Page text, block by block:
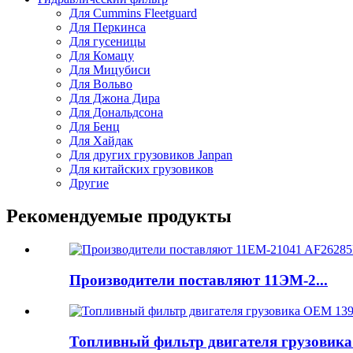
Для Cummins Fleetguard
Для Перкинса
Для гусеницы
Для Комацу
Для Мицубиси
Для Вольво
Для Джона Дира
Для Дональдсона
Для Бенц
Для Хайдак
Для других грузовиков Janpan
Для китайских грузовиков
Другие
Рекомендуемые продукты
Производители поставляют 11ЭМ-2...
Топливный фильтр двигателя